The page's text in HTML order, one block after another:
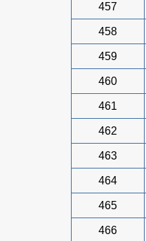
457
458
459
460
461
462
463
464
465
466